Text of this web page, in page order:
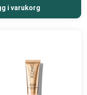
i varukorg